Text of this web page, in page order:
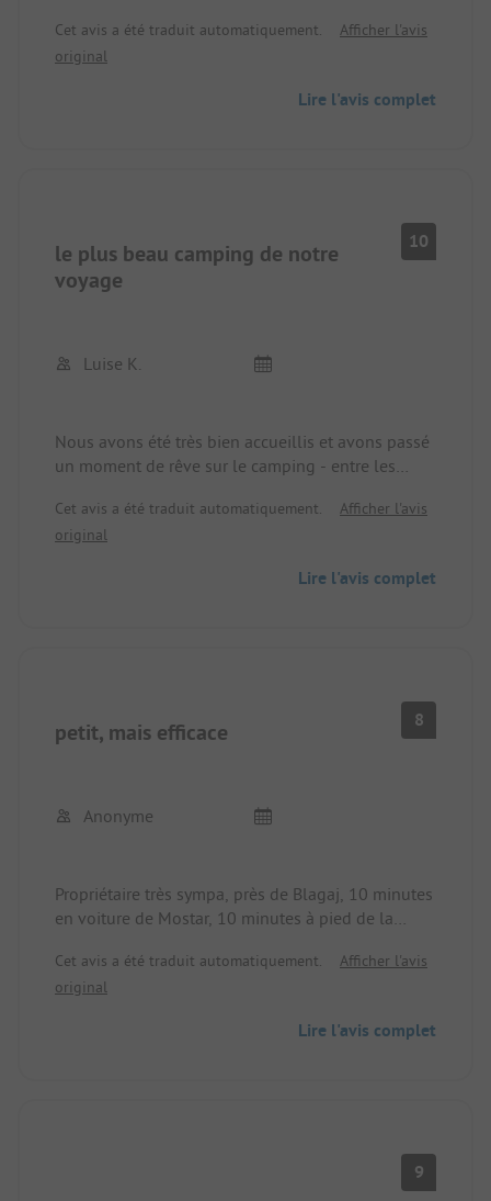
la région d'Herzégovine avec ses nombreuses
curiosités. Un bon restaurant avec une cuisine
Cet avis a été traduit automatiquement.
Afficher l'avis
original
Lire l'avis complet
le plus beau camping de notre
voyage
10
Luise K.
Nous avons été très bien accueillis et avons passé
un moment de rêve sur le camping - entre les
pu manger), le bruit agréable de la rivière et la vue
magnifique sur les montagnes autour de nous,
pu mettre notre voiture sous un carport et étions
Cet avis a été traduit automatiquement.
Afficher l'avis
original
Lire l'avis complet
petit, mais efficace 8
Anonyme
Propriétaire très sympa, près de Blagaj, 10 minutes
en voiture de Mostar, 10 minutes à pied de la
super (propres + eau chaude en permanence)
Cet avis a été traduit automatiquement.
Afficher l'avis
original
Lire l'avis complet
9